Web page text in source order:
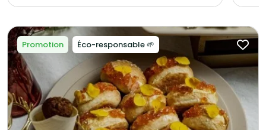
satisfaire ! Avec Starving Club on
Promotion Éco-responsable 🌱